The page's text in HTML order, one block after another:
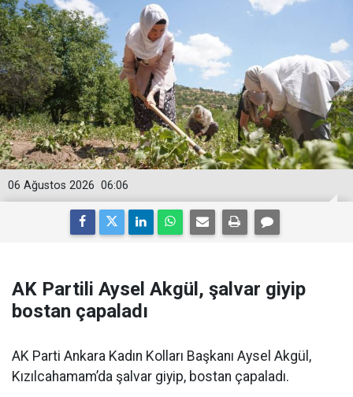
06:06
06 Ağustos 2026
AK Partili Aysel Akgül, şalvar giyip
bostan çapaladı
AK Parti Ankara Kadın Kolları Başkanı Aysel Akgül,
Kızılcahamam’da şalvar giyip, bostan çapaladı.